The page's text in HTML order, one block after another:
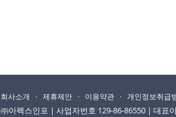
회사소개 · 제휴제안 · 이용약관 · 개인정보취급
㈜아펙스인포 | 사업자번호 129-86-86550 | 대표